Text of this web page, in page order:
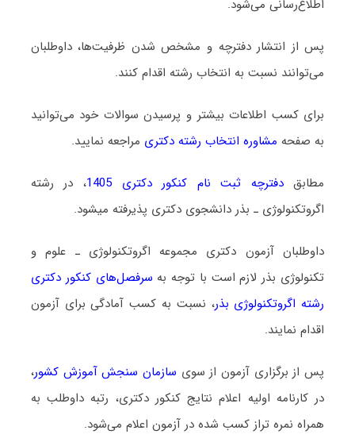
اطلاع‌رسانی می‌شود.
پس از انتشار دفترچه و مشخص شدن ظرفیت‌ها، داوطلبان
می‌توانند نسبت به انتخاب رشته اقدام کنند.
برای کسب اطلاعات بیشتر و پرسیدن سوالات خود می‌توانید
به صفحه مشاوره انتخاب رشته دکتری مراجعه نمایید.
مطابقدفترچه ثبت نام کنکور دکتری 1405
، در رشته
اﮔﺮوﺗﻜﻨﻮﻟﻮژی ـ ﺑﺬر دانشجوی دکتری پذیرفته میشود.
داوطلبان آزمون دکتری مجموعه اﮔﺮوﺗﻜﻨﻮﻟﻮژی ـ علوم و
تکنولوژی ﺑﺬر لازم است با توجه به سرفصل‌های کنکور دکتری
رشته اگروﺗﻜﻨﻮﻟﻮژی ﺑﺬر، نسبت به کسب آمادگی برای آزمون
اقدام نمایند.
پس از برگزاری آزمون از سوی سازمان سنجش آموزش کشور،
در کارنامه اولیه اعلام نتایج کنکور دکتری، رتبه داوطلب به
همراه نمره تراز کسب شده در آزمون اعلام می‌شود.